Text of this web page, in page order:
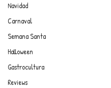
Navidad
Carnaval
Semana Santa
Halloween
Gastrocultura
Reviews